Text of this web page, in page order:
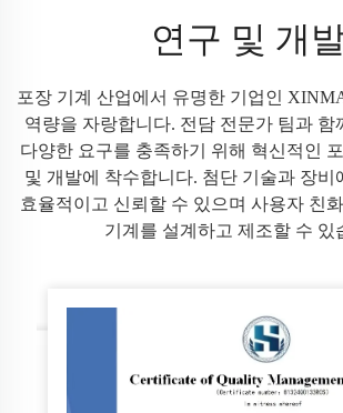
연구 및 개
포장 기계 산업에서 유명한 기업인
역량을 자랑합니다. 전담 전문가 팀과 함
다양한 요구를 충족하기 위해 혁신적인
및 개발에 착수합니다. 첨단 기술과 장비
효율적이고 신뢰할 수 있으며 사용자 친
기계를 설계하고 제조할 수 있